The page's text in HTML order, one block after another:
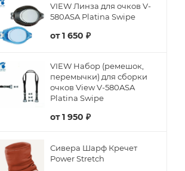
VIEW Линза для очков V-
580ASA Platina Swipe
от1 650 ₽
VIEW Набор (ремешок,
перемычки) для сборки
очков View V-580ASA
Platina Swipe
от1 950 ₽
Сивера Шарф Кречет
Power Stretch